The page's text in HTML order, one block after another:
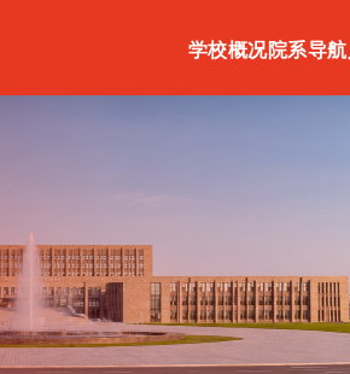
学校概况院系导航